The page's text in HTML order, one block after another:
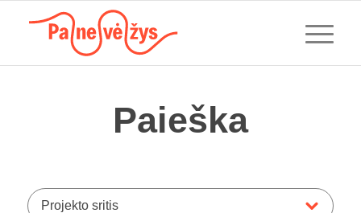
Paieška
Projekto sritis